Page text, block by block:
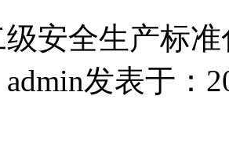
级安全生产标
发表于：